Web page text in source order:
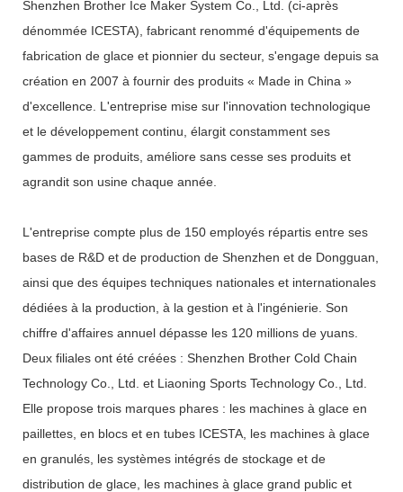
Shenzhen Brother Ice Maker System Co., Ltd. (ci-après
dénommée ICESTA), fabricant renommé d'équipements de
fabrication de glace et pionnier du secteur, s'engage depuis sa
création en 2007 à fournir des produits « Made in China »
d'excellence. L'entreprise mise sur l'innovation technologique
et le développement continu, élargit constamment ses
gammes de produits, améliore sans cesse ses produits et
agrandit son usine chaque année.
L'entreprise compte plus de 150 employés répartis entre ses
bases de R&D et de production de Shenzhen et de Dongguan,
ainsi que des équipes techniques nationales et internationales
dédiées à la production, à la gestion et à l'ingénierie. Son
chiffre d'affaires annuel dépasse les 120 millions de yuans.
Deux filiales ont été créées : Shenzhen Brother Cold Chain
Technology Co., Ltd. et Liaoning Sports Technology Co., Ltd.
Elle propose trois marques phares : les machines à glace en
paillettes, en blocs et en tubes ICESTA, les machines à glace
en granulés, les systèmes intégrés de stockage et de
distribution de glace, les machines à glace grand public et